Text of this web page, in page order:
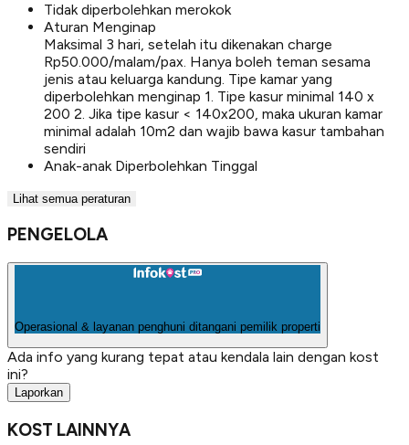
Tidak diperbolehkan merokok
Aturan Menginap
Maksimal 3 hari, setelah itu dikenakan charge
Rp50.000/malam/pax. Hanya boleh teman sesama
jenis atau keluarga kandung. Tipe kamar yang
diperbolehkan menginap 1. Tipe kasur minimal 140 x
200 2. Jika tipe kasur < 140x200, maka ukuran kamar
minimal adalah 10m2 dan wajib bawa kasur tambahan
sendiri
Anak-anak Diperbolehkan Tinggal
Lihat semua peraturan
PENGELOLA
Operasional & layanan penghuni ditangani pemilik properti
Ada info yang kurang tepat atau kendala lain dengan kost
ini?
Laporkan
KOST LAINNYA